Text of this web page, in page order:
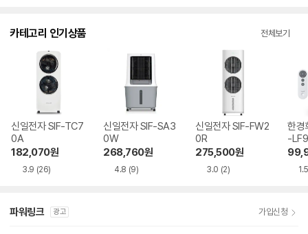
카테고리 인기상품 전체보기
신일전자 SIF-TC7
0A
182,070원
3.9 (26)
신일전자 SIF-SA3
0W
268,760원
4.8 (9)
신일전자 SIF-FW2
0R
275,500원
3.0 (2)
한경
-
1.5
파워링크 광고 가입신청